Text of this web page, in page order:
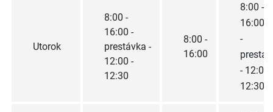
Utorok
8:00 -
16:00 -
prestávka -
12:00 -
12:30
8:00 -
16:00
8:00 -
16:00
-
- 12:00
12:30